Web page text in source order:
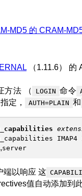
MD5 的 CRAM-
（1.11.6） 的
方法 （ LOGIN 命令
定， AUTH=PLAIN 和
IMAP4
,server
端以响应 这
值自动添加到